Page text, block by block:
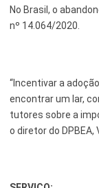
No Brasil, o
nº 14.064/2020.
“Incentivar a
encontrar um lar,
tutores sobre a
o diretor do DPBEA,